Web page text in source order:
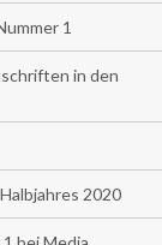
1
in den
2020